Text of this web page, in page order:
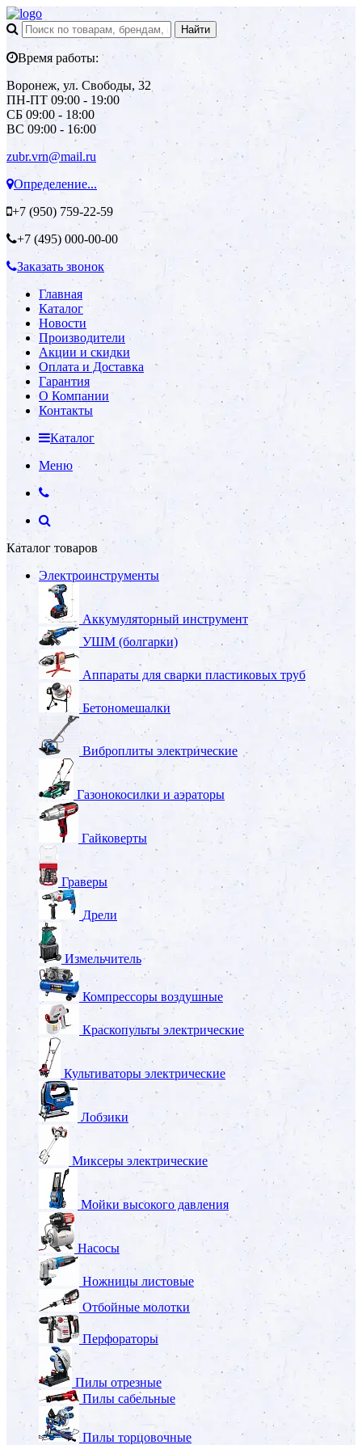
Время работы:
Воронеж, ул. Свободы, 32
ПН-ПТ 09:00 - 19:00
СБ 09:00 - 18:00
ВС 09:00 - 16:00
zubr.vrn@mail.ru
Определение...
+7 (950) 759-22-59
+7 (495) 000-00-00
Заказать звонок
Главная
Каталог
Новости
Производители
Акции и скидки
Оплата и Доставка
Гарантия
О Компании
Контакты
Каталог
Меню
Каталог товаров
Электроинструменты
Аккумуляторный инструмент
УШМ (болгарки)
Аппараты для сварки пластиковых труб
Бетономешалки
Виброплиты электрические
Газонокосилки и аэраторы
Гайковерты
Граверы
Дрели
Измельчитель
Компрессоры воздушные
Краскопульты электрические
Культиваторы электрические
Лобзики
Миксеры электрические
Мойки высокого давления
Насосы
Ножницы листовые
Отбойные молотки
Перфораторы
Пилы отрезные
Пилы сабельные
Пилы торцовочные